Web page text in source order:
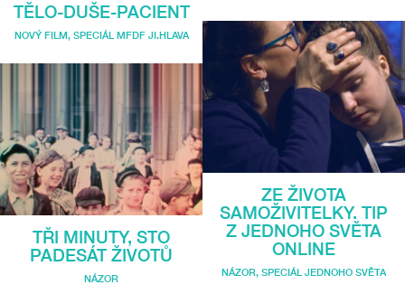
TĚLO-DUŠE-PACIENT
NOVÝ FILM, SPECIÁL MFDF JI.HLAVA
TŘI MINUTY, STO
PADESÁT ŽIVOTŮ
NÁZOR
ZE ŽIVOTA
SAMOŽIVITELKY. TIP
Z JEDNOHO SVĚTA
ONLINE
NÁZOR, SPECIÁL JEDNOHO SVĚTA